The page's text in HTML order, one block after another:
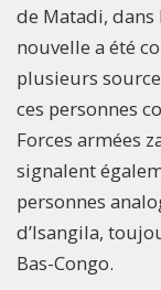
de Matadi, dans
nouvelle a été
plusieurs
ces personnes
Forces armées
signalent
personnes
d’Isangila,
Bas-Congo.